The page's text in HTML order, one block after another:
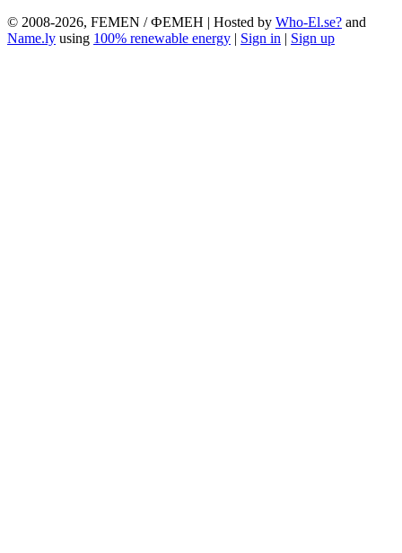
© 2008-2026, FEMEN / ФЕМЕН | Hosted by Who-El.se? and
Name.ly using 100% renewable energy | Sign in | Sign up